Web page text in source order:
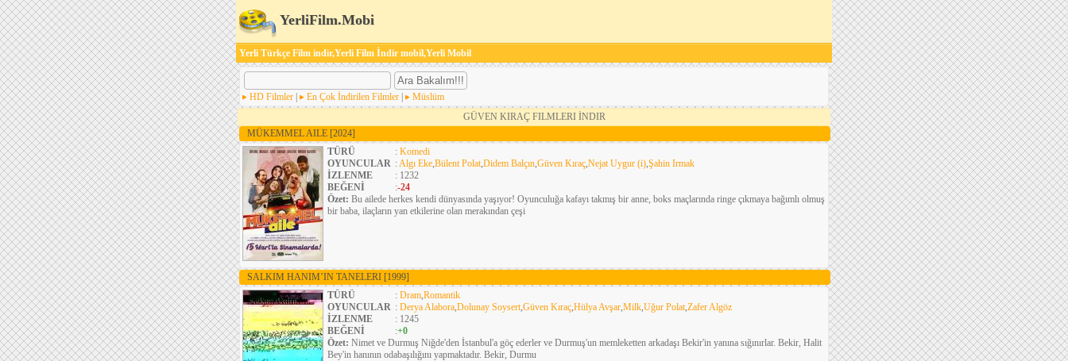
YerliFilm.Mobi
Yerli Türkçe Film indir,Yerli Film İndir mobil,Yerli Mobil
HD Filmler En Çok İndirilen Filmler
Müslüm
GÜVEN KIRAÇ FILMLERI İNDIR
MÜKEMMEL AILE [2024]
TÜRÜ
: Komedi
OYUNCULAR :Algı Eke,Bülent Polat,Didem Balçın,Güven Kıraç,Nejat Uygur (i),Şahin Irmak
İZLENME
: 1232
BEĞENİ
:-24
Özet: Bu ailede herkes kendi dünyasında yaşıyor! Oyunculuğa kafayı takmış bir anne, boks maçlarında ringe çıkmaya bağımlı olmuş
bir baba, ilaçların yan etkilerine olan merakından çeşi
SALKIM HANIM’IN TANELERI [1999]
TÜRÜ
: Dram,Romantik
OYUNCULAR : Derya Alabora,Dolunay Soysert,Güven Kıraç,Hülya Avşar,Milk,Uğur Polat,Zafer Algöz
İZLENME
: 1245
BEĞENİ
:+0
Özet: Nimet ve Durmuş Niğde'den İstanbul'a göç ederler ve Durmuş'un memleketten arkadaşı Bekir'in yanına sığınırlar. Bekir, Halit
Bey'in hanının odabaşılığını yapmaktadır. Bekir, Durmu